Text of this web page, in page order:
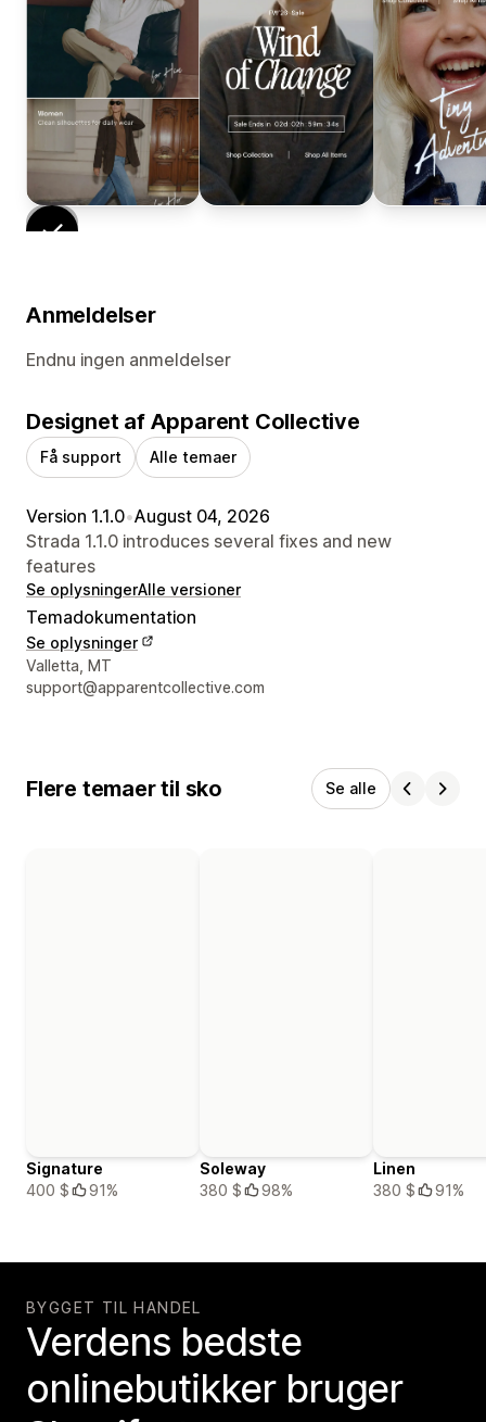
Anmeldelser
Endnu ingen anmeldelser
Designet af Apparent Collective
Få support Alle temaer
Version 1.1.0•August 04, 2026
Strada 1.1.0 introduces several fixes and new
features
Se oplysningerAlle versioner
Temadokumentation
Se oplysninger
Se kontaktoplysninger
Valletta, MT
support@apparentcollective.com
Flere temaer til sko Se alle
Signature
400 $
91%
Soleway
380 $
98%
Linen
380 $
91%
BYGGET TIL HANDEL
Verdens bedste
onlinebutikker bruger